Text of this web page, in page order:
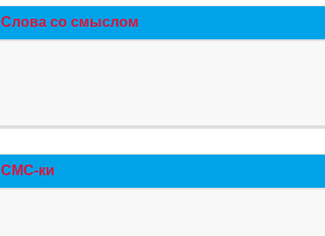
Слова со смыслом
СМС-ки